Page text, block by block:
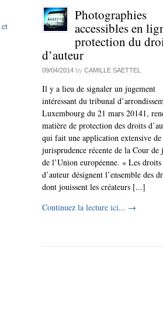
Photographies
accessibles en
protection du
d’auteur
09/04/2014 by CAMILLE SAETTEL
Il y a lieu de signaler un jugement
intéressant du tribunal
Luxembourg du 21 mars 20141,
matière de protection des droits
qui fait une application extensive
jurisprudence récente de la Cour de
de l’Union européenne. « Les droits
d’auteur désignent l’ensemble des
dont jouissent les créateurs [...]
Continuez la lecture ici... →